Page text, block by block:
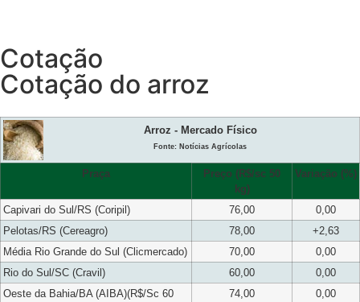
Cotação
Cotação do arroz
Arroz - Mercado Físico
Fonte: Notícias Agrícolas
Praça
Preço (R$/sc 50
kg)
Variação (%)
Capivari do Sul/RS (Coripil) 76,00
0,00
Pelotas/RS (Cereagro)
78,00
+2,63
Média Rio Grande do Sul (Clicmercado)
70,00
0,00
Rio do Sul/SC (Cravil)
60,00
0,00
Oeste da Bahia/BA (AIBA)(R$/Sc 60
74,00 0,00